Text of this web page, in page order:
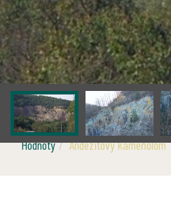
Hodnoty Andezitový kameňolom